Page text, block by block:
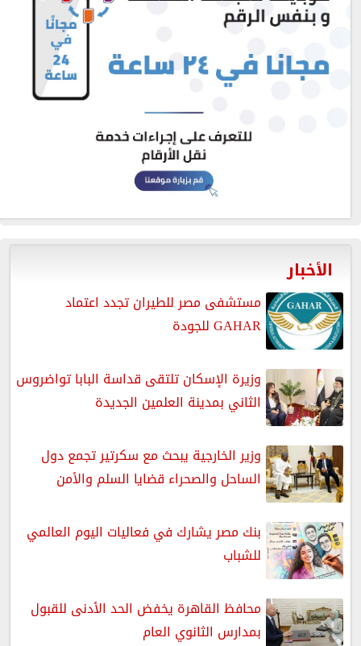
الأخبار
مستشفى مصر للطيران تجدد اعتماد
GAHAR للجودة
وزيرة الإسكان تلتقى قداسة البابا تواضروس
الثاني بمدينة العلمين الجديدة
وزير الخارجية يبحث مع سكرتير تجمع دول
الساحل والصحراء قضايا السلم والأمن
بنك مصر يشارك في فعاليات اليوم العالمي
للشباب
محافظ القاهرة يخفض الحد الأدنى للقبول
بمدارس الثانوي العام